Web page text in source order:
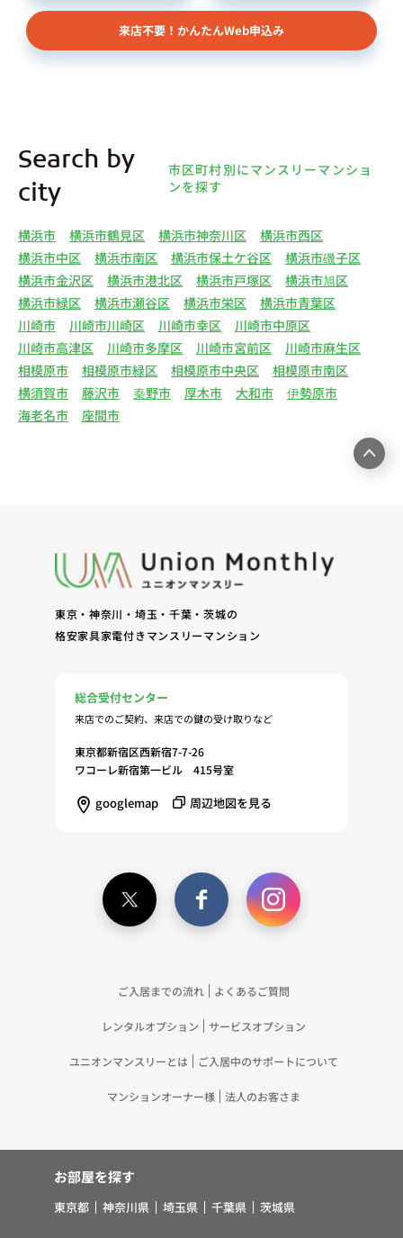
依頼者、 公開情報などから取得した不動産所有者
様（以下総称して「オーナー様」といいます）の個
人情報を取得します。取得する個人情報は、上記
下記（1）～（13）における利用目的のために利用
し、また、利用目的を達成するために必要な範囲で
リー物件の紹介、利用契約に関する連絡、利用契約
の締結、履行。（2）弊社の他のマンスリー物件お
よびサービスの紹介ならびにお客様・オーナー様に
とって有用と思われる弊社提携先の商品・サービス
等を紹介するためのダイレクトメール、住環境向上
のためのアンケート等の発送（3）賃貸事業におけ
る情報・サービスを提供するための郵便物、電話、
電子メールまたは訪問等による営業活動（4）不動
産物件の紹介・賃貸借契約・サブリース契約等の締
結、履行および契約管理、契約後管理（5）弊社ホ
守、管理（9）サービスの改善のためおよびサービ
スの企画、研究および開発のため（10）本ポリシー
する情報等の個人情報について、調査・分析会社、
アフィリエーター、SNS事業者、広告関係会社、広
に保有する個人情報と当社から取得する個人情報を
突合して、お客様の当ウェブサイトの利用履歴等の
調査・分析、広告の効果測定およびその結果を利用
し、興味関心・嗜好に応じたサービスに関する広告
（11）本ポリシーへの同意に基づき、提携事業者等
記載の目的で利用するため（12）本ポリシーへの同
意に基づき、提携事業者等が取得した個人関連情報
の提供を受け、当社が既に有している個人情報を突
ービス、マーケティング活動、お問い合わせ対応お
5.お客様・オーナー様の個人情報の第三者への提
取り扱う個人情報を、あらかじめお客様およびオー
ナー様の同意を得ないで、第三者に提供いたしませ
生の向上または児童の健全な育成の推進のために特
に必要がある場合であって、お客様の同意を得るこ
来店不要！かんたんWeb申込み
Search by
city
市区町村別にマンスリーマンショ
ンを探す
横浜市 横浜市鶴見区 横浜市神奈川区
横浜市西区
横浜市中区
横浜市南区 横浜市保土ケ谷区
横浜市磯子区
横浜市金沢区
横浜市港北区 横浜市戸塚区
横浜市旭区
横浜市緑区
横浜市瀬谷区 横浜市栄区
横浜市青葉区
川崎市
川崎市川崎区 川崎市幸区
川崎市中原区
川崎市高津区
川崎市多摩区 川崎市宮前区
川崎市麻生区
相模原市
相模原市緑区 相模原市中央区
相模原市南区
横須賀市
藤沢市 秦野市 厚木市 大和市
伊勢原市
海老名市
座間市
東京・神奈川・埼玉・千葉・茨城の
格安家具家電付きマンスリーマンション
総合受付センター
来店でのご契約、来店での鍵の受け取りなど
東京都新宿区西新宿7-7-26
ワコーレ新宿第一ビル 415号室
googlemap 周辺地図を見る
ご入居までの流れ よくあるご質問
レンタルオプション サービスオプション
ユニオンマンスリーとは ご入居中のサポートについて
マンションオーナー様 法人のお客さま
お部屋を探す
東京都 神奈川県 埼玉県 千葉県 茨城県